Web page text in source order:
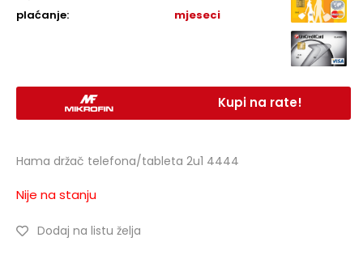
plaćanje:
mjeseci
Kupi na rate!
Hama držač telefona/tableta 2u1 4444
Nije na stanju
Dodaj na listu želja